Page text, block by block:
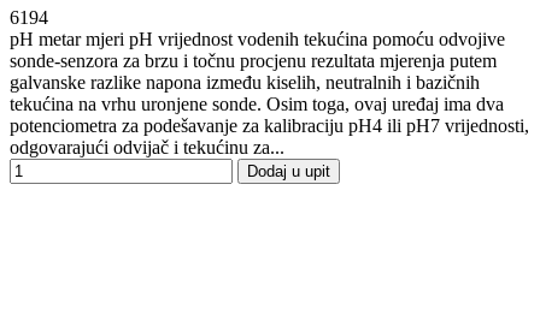
6194
pH metar mjeri pH vrijednost vodenih tekućina pomoću odvojive
sonde-senzora za brzu i točnu procjenu rezultata mjerenja putem
galvanske razlike napona između kiselih, neutralnih i bazičnih
tekućina na vrhu uronjene sonde. Osim toga, ovaj uređaj ima dva
potenciometra za podešavanje za kalibraciju pH4 ili pH7 vrijednosti,
odgovarajući odvijač i tekućinu za...
Dodaj u upit